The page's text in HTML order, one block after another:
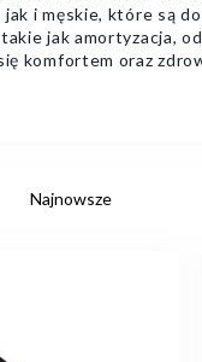
i męskie, które są
jak amortyzacja,
komfortem oraz